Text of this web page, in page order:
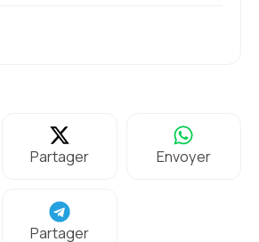
Partager Envoyer
Partager